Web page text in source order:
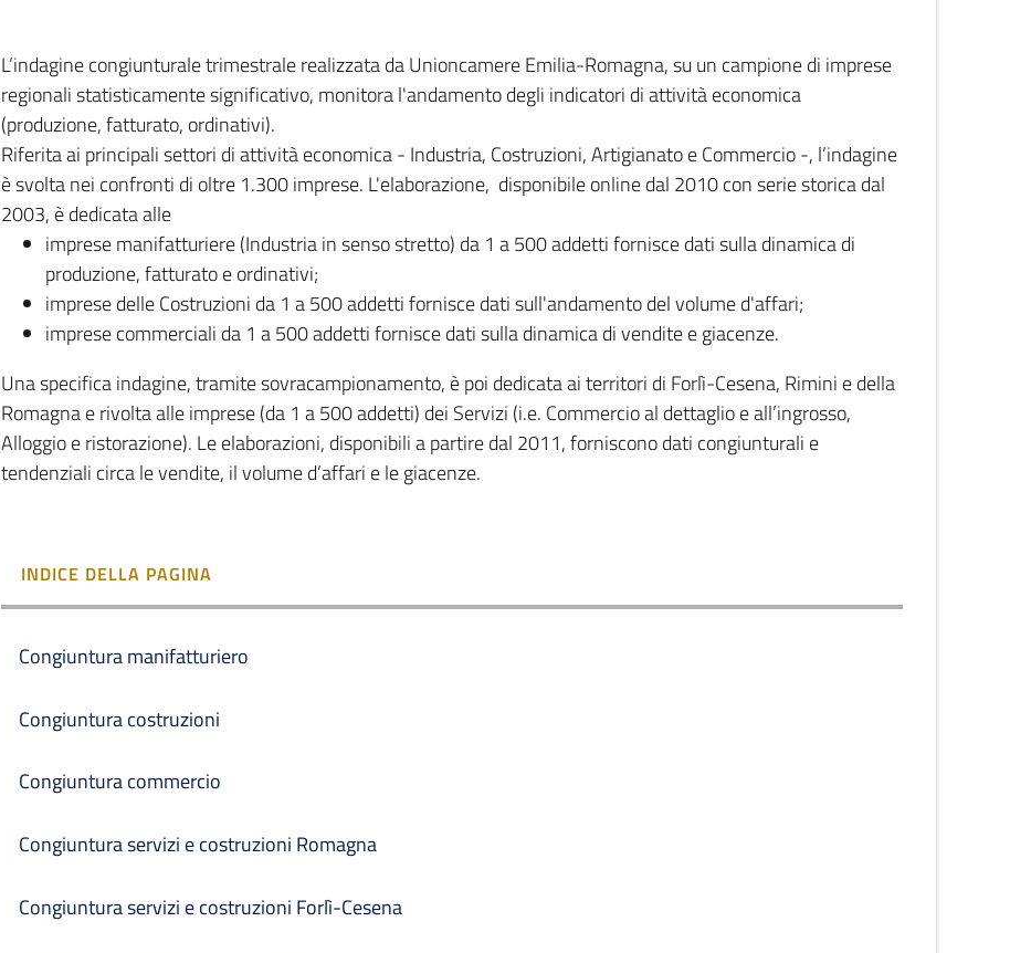
L’indagine congiunturale trimestrale realizzata da Unioncamere Emilia-Romagna, su un campione di imprese
regionali statisticamente significativo, monitora l'andamento degli indicatori di attività economica
(produzione, fatturato, ordinativi).
Riferita ai principali settori di attività economica - Industria, Costruzioni, Artigianato e Commercio -, l’indagine
è svolta nei confronti di oltre 1.300 imprese. L'elaborazione, disponibile online dal 2010 con serie storica dal
2003, è dedicata alle
imprese manifatturiere (Industria in senso stretto) da 1 a 500 addetti fornisce dati sulla dinamica di
produzione, fatturato e ordinativi;
imprese delle Costruzioni da 1 a 500 addetti fornisce dati sull'andamento del volume d'affari;
imprese commerciali da 1 a 500 addetti fornisce dati sulla dinamica di vendite e giacenze.
Una specifica indagine, tramite sovracampionamento, è poi dedicata ai territori di Forlì-Cesena, Rimini e della
Romagna e rivolta alle imprese (da 1 a 500 addetti) dei Servizi (i.e. Commercio al dettaglio e all’ingrosso,
Alloggio e ristorazione). Le elaborazioni, disponibili a partire dal 2011, forniscono dati congiunturali e
tendenziali circa le vendite, il volume d’affari e le giacenze.
INDICE DELLA PAGINA
Congiuntura manifatturiero
Congiuntura costruzioni
Congiuntura commercio
Congiuntura servizi e costruzioni Romagna
Congiuntura servizi e costruzioni Forlì-Cesena